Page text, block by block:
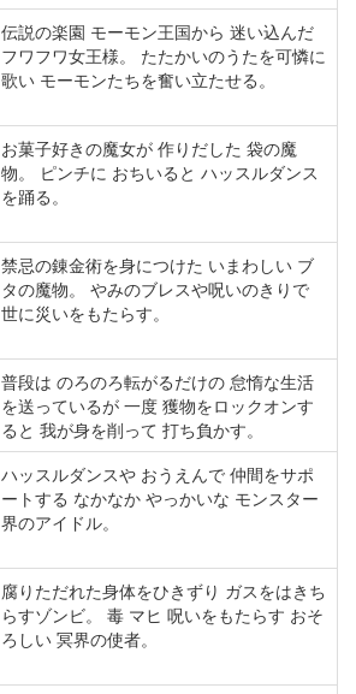
伝説の楽園 モーモン王国から 迷い込んだ
フワフワ女王様。 たたかいのうたを可憐に
歌い モーモンたちを奮い立たせる。
お菓子好きの魔女が 作りだした 袋の魔
物。 ピンチに おちいると ハッスルダンス
を踊る。
禁忌の錬金術を身につけた いまわしい ブ
タの魔物。 やみのブレスや呪いのきりで
世に災いをもたらす。
普段は のろのろ転がるだけの 怠惰な生活
を送っているが 一度 獲物をロックオンす
ると 我が身を削って 打ち負かす。
ハッスルダンスや おうえんで 仲間をサポ
ートする なかなか やっかいな モンスター
界のアイドル。
腐りただれた身体をひきずり ガスをはきち
らすゾンビ。 毒 マヒ 呪いをもたらす おそ
ろしい 冥界の使者。